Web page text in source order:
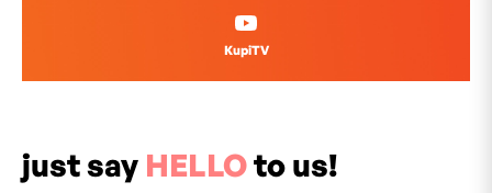
KupiTV
just say HELLOto us!